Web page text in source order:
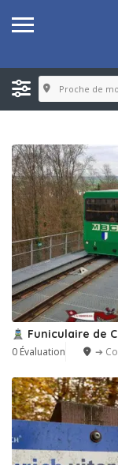
Proche de
Funiculaire de
0 Évaluation ➔